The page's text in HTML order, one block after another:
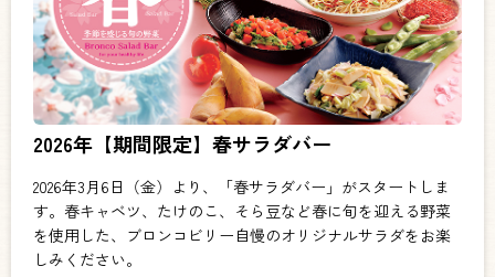
2026年【期間限定】春サラダバー
2026年3月6日（金）より、「春サラダバー」がスタートしま
す。春キャベツ、たけのこ、そら豆など春に旬を迎える野菜
を使用した、ブロンコビリー自慢のオリジナルサラダをお楽
しみください。